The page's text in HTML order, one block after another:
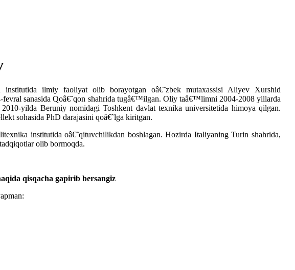
ilmiy faoliyat olib borayotgan oâ€˜zbek mutaxassisi Aliyev Xurshid
sanasida Qoâ€˜qon shahrida tugâ€™ilgan. Oliy taâ€™limni 2004-2008 yillarda
yilda Beruniy nomidagi Toshkent davlat texnika universitetida himoya qilgan.
sohasida PhD darajasini qoâ€˜lga kiritgan.
institutida oâ€˜qituvchilikdan boshlagan. Hozirda Italiyaning Turin shahrida,
olib bormoqda.
qisqacha gapirib bersangiz